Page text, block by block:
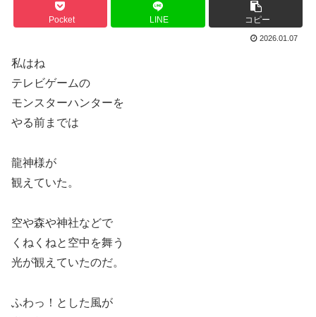
Pocket LINE コピー
2026.01.07
私はね
テレビゲームの
モンスターハンターを
やる前までは
龍神様が
観えていた。
空や森や神社などで
くねくねと空中を舞う
光が観えていたのだ。
ふわっ！とした風が